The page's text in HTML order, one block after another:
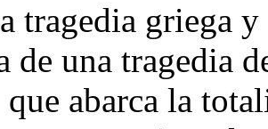
tragedia griega
de una tragedia
abarca la